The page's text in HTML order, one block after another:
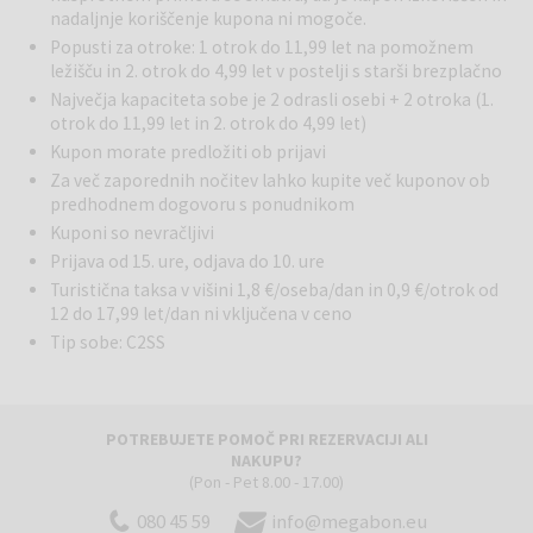
Bazen: Hotel ima zunanji infinity bazen s čudovitim pogledom na
morje z ležalniki in senčniki.
Wellness: Wellness & Spa center v Hotelu Punta vključuje savne
(finsko, turško, mediteransko), whirlpool, masaže, lepotne tretmaje
ter fitnes. Spa cona je primerna za odrasle (savne od 16. leta
naprej), bazen pa je dostopen vsem gostom.
Gastronomija : Restavracija, ki se nahaja tik ob plaži, svojim
gostom ponuja sproščujoče vzdušje, čudovit razgled na morje in
okoliške otoke ter bogato gastronomsko ponudbo. Privoščite si
jutranjo kavo ali večerni koktajl na vabljivi terasi bara La Belle Vie
Beach Bar. Čez dan uživajte v svoji najljubši pijači na ležalnikih ob
: Otrokom so na voljo otroška igralnica,
nadaljnje koriščenje kupona ni mogoče.
Popusti za otroke: 1 otrok do 11,99 let na pomožnem
ležišču in 2. otrok do 4,99 let v postelji s starši brezplačno
Največja kapaciteta sobe je 2 odrasli osebi + 2 otroka (1.
otrok do 11,99 let in 2. otrok do 4,99 let)
Kupon morate predložiti ob prijavi
Za več zaporednih nočitev lahko kupite več kuponov ob
predhodnem dogovoru s ponudnikom
Kuponi so nevračljivi
Prijava od 15. ure, odjava do 10. ure
Turistična taksa v višini 1,8 €/oseba/dan in 0,9 €/otrok od
12 do 17,99 let/dan ni vključena v ceno
Tip sobe: C2SS
POTREBUJETE POMOČ PRI REZERVACIJI ALI
NAKUPU?
(Pon - Pet 8.00 - 17.00)
080 45 59 info@megabon.eu